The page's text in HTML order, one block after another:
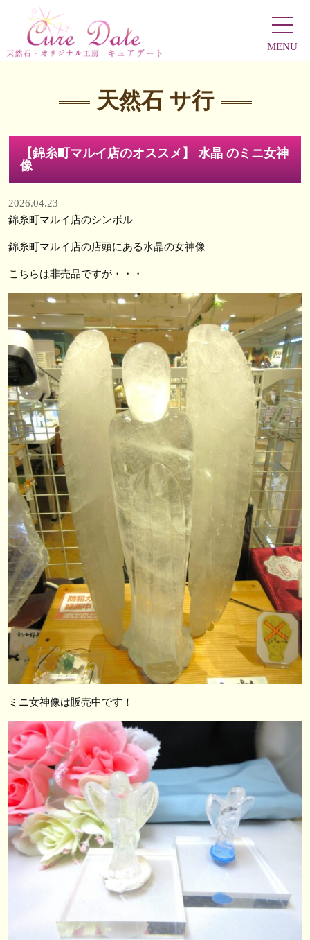
MENU
天然石 サ行
【錦糸町マルイ店のオススメ】 水晶 のミニ女神
像
2026.04.23
錦糸町マルイ店のシンボル
錦糸町マルイ店の店頭にある水晶の女神像
こちらは非売品ですが・・・
ミニ女神像は販売中です！